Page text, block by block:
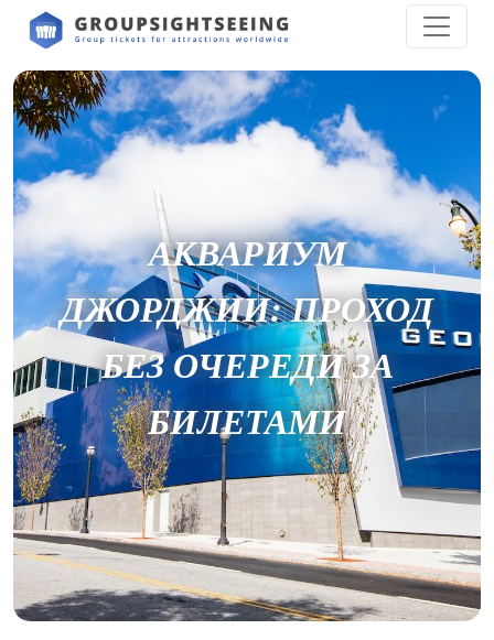
АКВАРИУМ
ДЖОРДЖИИ: ПРОХОД
БЕЗ ОЧЕРЕДИ ЗА
БИЛЕТАМИ